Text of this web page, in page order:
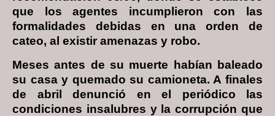
que los agentes incumplieron con las
formalidades debidas en una orden de
cateo, al existir amenazas y robo.
Meses antes de su muerte habían baleado
su casa y quemado su camioneta. A finales
de abril denunció en el periódico las
condiciones insalubres y la corrupción que